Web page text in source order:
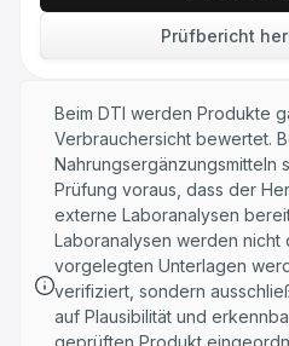
LebensmittelPrüfbericht
Beim DTI werden Produkte
Verbrauchersicht bewertet.
Nahrungsergänzungsmitteln
Prüfung voraus, dass der
externe Laboranalysen
Laboranalysen werden nicht
vorgelegten Unterlagen
verifiziert, sondern
auf Plausibilität und
geprüften Produkt